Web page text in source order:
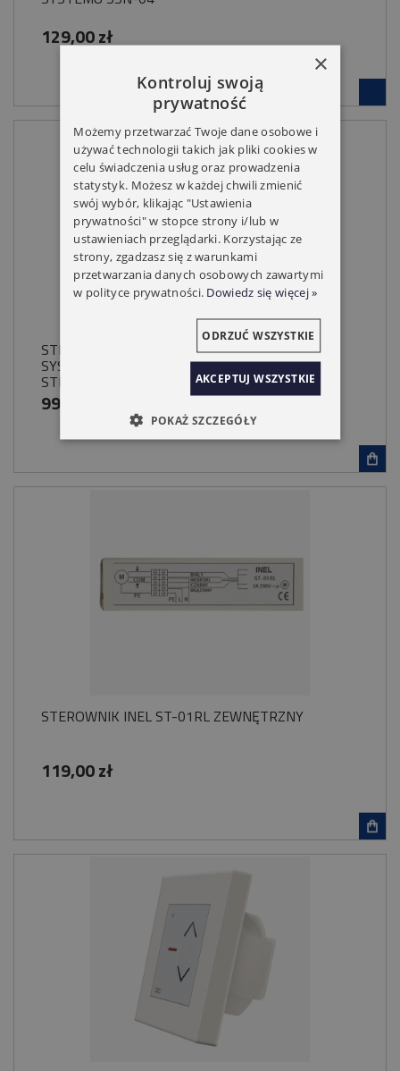
129,00 zł
STEROWNIK INEL ST-0P DO PRZEWODOWEGO
SYSTEMU WYKORZYSTUJĄCEGO MAGISTRALĘ
STERUJĄCĄ 230V
99,00 zł
STEROWNIK INEL ST-01RL ZEWNĘTRZNY
119,00 zł
×
Kontroluj swoją
prywatność
Możemy przetwarzać Twoje dane osobowe i
używać technologii takich jak pliki cookies w
celu świadczenia usług oraz prowadzenia
statystyk. Możesz w każdej chwili zmienić
swój wybór, klikając "Ustawienia
prywatności" w stopce strony i/lub w
ustawieniach przeglądarki. Korzystając ze
strony, zgadzasz się z warunkami
przetwarzania danych osobowych zawartymi
w polityce prywatności. Dowiedz się więcej »
AKCEPTUJ WSZYSTKIE
ODRZUĆ WSZYSTKIE
POKAŻ SZCZEGÓŁY